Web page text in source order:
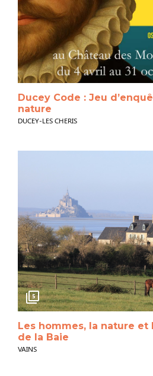
Ducey Code : Jeu
nature
DUCEY-LES CHERIS
5
Les hommes, la nature et
de la Baie
VAINS